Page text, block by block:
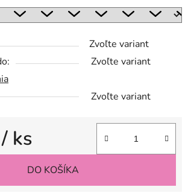
Zvoľte variant
Zvoľte variant
Zvoľte variant
/ ks
DO KOŠÍKA